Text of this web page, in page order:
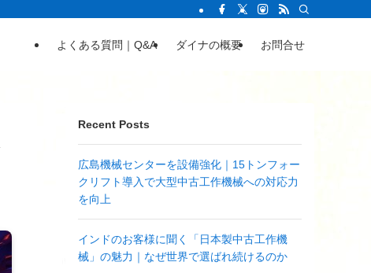
よくある質問｜Q&A ダイナの概要 お問合せ
Recent Posts
広島機械センターを設備強化｜15トンフォー
クリフト導入で大型中古工作機械への対応力
を向上
インドのお客様に聞く「日本製中古工作機
械」の魅力｜なぜ世界で選ばれ続けるのか